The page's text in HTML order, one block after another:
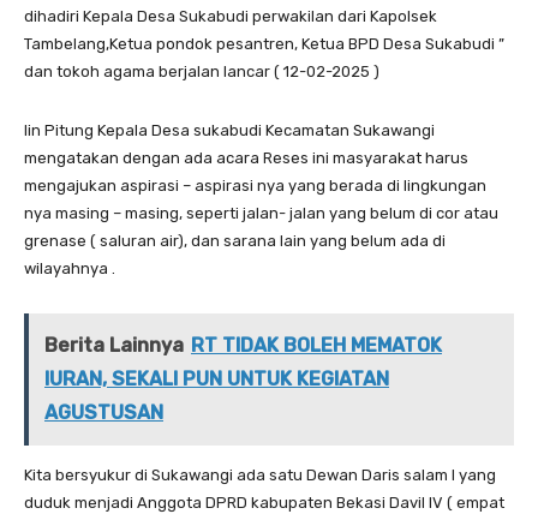
dihadiri Kepala Desa Sukabudi perwakilan dari Kapolsek
Tambelang,Ketua pondok pesantren, Ketua BPD Desa Sukabudi ”
dan tokoh agama berjalan lancar ( 12-02-2025 )
Iin Pitung Kepala Desa sukabudi Kecamatan Sukawangi
mengatakan dengan ada acara Reses ini masyarakat harus
mengajukan aspirasi – aspirasi nya yang berada di lingkungan
nya masing – masing, seperti jalan- jalan yang belum di cor atau
grenase ( saluran air), dan sarana lain yang belum ada di
wilayahnya .
Berita Lainnya RT TIDAK BOLEH MEMATOK
IURAN, SEKALI PUN UNTUK KEGIATAN
AGUSTUSAN
Kita bersyukur di Sukawangi ada satu Dewan Daris salam l yang
duduk menjadi Anggota DPRD kabupaten Bekasi Davil lV ( empat